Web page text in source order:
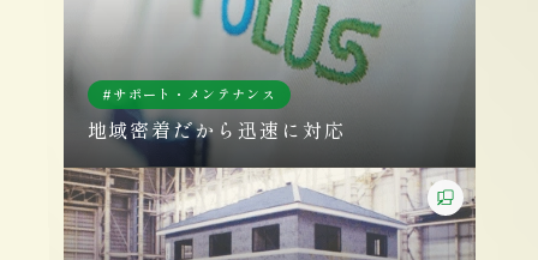
サポート・メンテナンス
地域密着だから迅速に対応